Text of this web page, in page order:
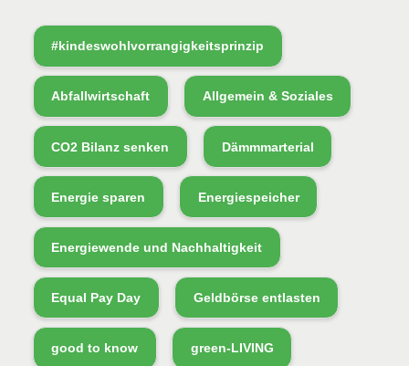
#kindeswohlvorrangigkeitsprinzip
Abfallwirtschaft Allgemein & Soziales
CO2 Bilanz senken Dämmmarterial
Energie sparen Energiespeicher
Energiewende und Nachhaltigkeit
Equal Pay Day Geldbörse entlasten
good to know green-LIVING